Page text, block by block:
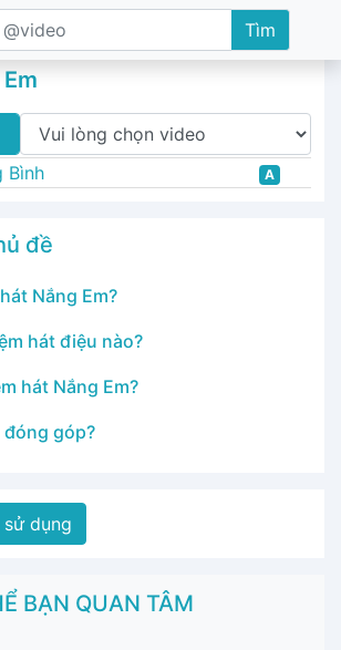
Tìm
Bình
A
đề
Nắng Em?
hát điệu nào?
hát Nắng Em?
góp?
dụng
BẠN QUAN TÂM